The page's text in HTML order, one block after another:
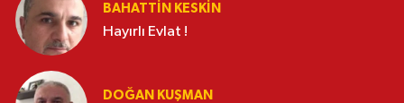
BAHATTIN KESKİN
Hayırlı Evlat !
DOĞAN KUŞMAN